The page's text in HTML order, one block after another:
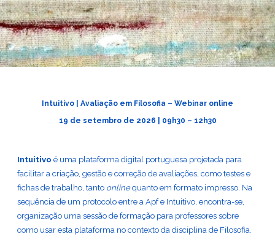
Intuitivo | Avaliação em Filosofia – Webinar online
19 de setembro de 2026 | 09h30 – 12h30
Intuitivo é uma plataforma digital portuguesa projetada para
facilitar a criação, gestão e correção de avaliações, como testes e
fichas de trabalho, tanto onlinequanto em formato impresso. Na
sequência de um protocolo entre a Apf e Intuitivo, encontra-se,
organização uma sessão de formação para professores sobre
como usar esta plataforma no contexto da disciplina de Filosofia.